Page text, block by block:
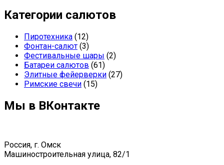
Категории салютов
Пиротехника (12)
Фонтан-салют (3)
Фестивальные шары (2)
Батареи салютов (61)
Элитные фейерверки (27)
Римские свечи (15)
Мы в ВКонтакте
Россия, г. Омск
Машиностроительная улица, 82/1